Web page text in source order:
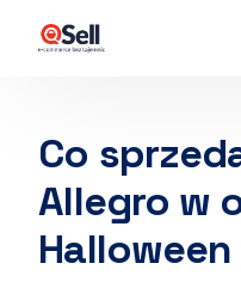
Co
Allegro w
Halloween